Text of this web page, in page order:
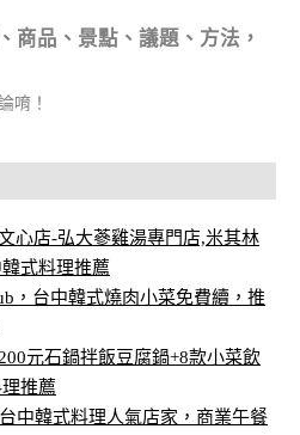
商品、景點、議題、方法，
唷！
心店-弘大蔘雞湯專門店,米其林
式料理推薦
，台中韓式燒肉小菜免費續，推
元石鍋拌飯豆腐鍋+8款小菜飲
推薦
中韓式料理人氣店家，商業午餐